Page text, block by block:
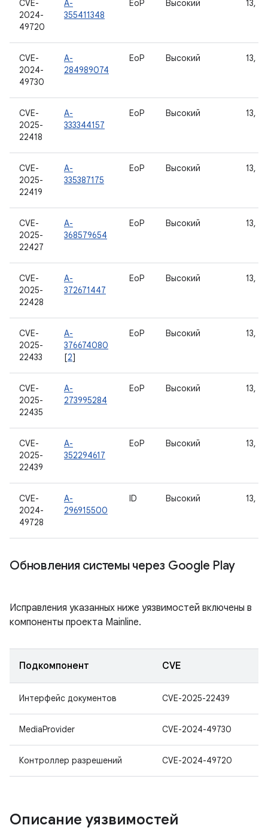
CVE-
2024-
49720
A-
355411348
EoP Высокий 13,
CVE-
2024-
49730
A-
284989074
EoP Высокий 13, 14
CVE-
2025-
22418
A-
333344157
EoP Высокий 13, 14
CVE-
2025-
22419
A-
335387175
EoP Высокий 13,
CVE-
2025-
22427
A-
368579654
EoP Высокий 13,
CVE-
2025-
22428
A-
372671447
EoP Высокий 13,
CVE-
2025-
22433
A-
376674080
[2]
EoP Высокий 13,
CVE-
2025-
22435
A-
273995284
EoP Высокий 13,
CVE-
2025-
22439
A-
352294617
EoP Высокий 13,
CVE-
2024-
49728
A-
296915500
ID Высокий 13,
Обновления системы через Google Play
Исправления указанных ниже уязвимостей включены в
компоненты проекта Mainline.
Подкомпонент CVE
Интерфейс документов CVE-2025-22439
MediaProvider CVE-2024-49730
Контроллер разрешений CVE-2024-49720
Описание уязвимостей